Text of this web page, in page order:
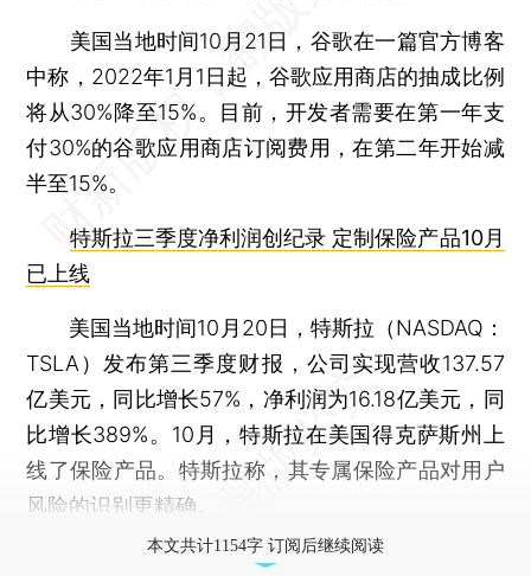
美国当地时间10月21日，谷歌在一篇官方博客
中称，2022年1月1日起，谷歌应用商店的抽成比例
将从30%降至15%。目前，开发者需要在第一年支
付30%的谷歌应用商店订阅费用，在第二年开始减
半至15%。
特斯拉三季度净利润创纪录 定制保险产品10月
已上线
美国当地时间10月20日，特斯拉（NASDAQ：
TSLA）发布第三季度财报，公司实现营收137.57
亿美元，同比增长57%，净利润为16.18亿美元，同
比增长389%。10月，特斯拉在美国得克萨斯州上
线了保险产品。特斯拉称，其专属保险产品对用户
风险的识别更精确。
本文共计1154字 订阅后继续阅读